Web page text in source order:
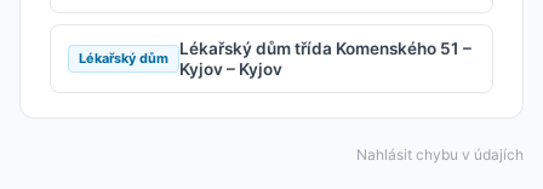
Lékařský dům
Lékařský dům třída Komenského 51 –
Kyjov – Kyjov
Nahlásit chybu v údajích